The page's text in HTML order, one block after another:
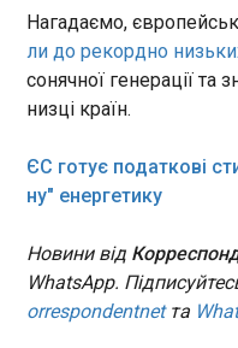
військовій логістиці. Про це
Українські
що російські
способи маскування
бензовози,
ЧИТАТЬ
Зеленського й
Лі Чже Мьона
Нагадаємо,
ли до рекордно
сонячної генерації та
низці країн.
ЄС готує податкові
ну" енергетику
Новини від
WhatsApp.
orrespondentnetта